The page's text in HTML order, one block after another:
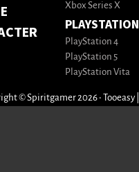
Xbox Series X
PLAYSTATION
PlayStation 4
PlayStation 5
PlayStation Vita
© Spiritgamer 2026 • Tooeasy